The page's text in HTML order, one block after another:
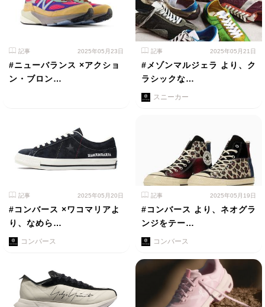
記事 2025年05月23日
#ニューバランス ×アクショ
ン・ブロン…
記事 2025年05月21日
#メゾンマルジェラ より、ク
ラシックな…
スニーカー
記事 2025年05月20日
#コンバース ×ワコマリアよ
り、なめら…
コンバース
記事 2025年05月19日
#コンバース より、ネオグラ
ンジをテー…
コンバース